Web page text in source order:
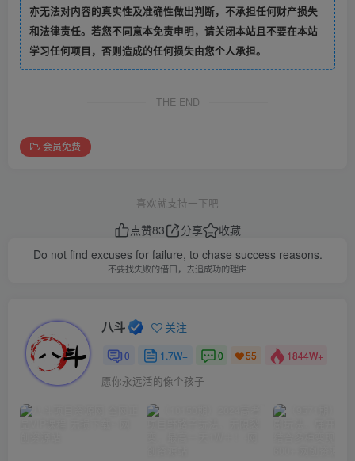
亦无法对内容的真实性及准确性做出判断，不承担任何财产损失
和法律责任。若您不同意本免责申明，请关闭本站且不要在本站
学习任何项目，否则造成的任何损失由您个人承担。
THE END
会员免费
喜欢就支持一下吧
点赞83 分享
收藏
Do not find excuses for failure, to chase success reasons.
不要找失败的借口，去追成功的理由
八斗 关注
0 1.7W+ 0 55 1844W+
愿你永远活的像个孩子